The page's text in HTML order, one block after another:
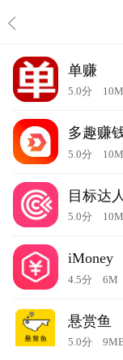
单赚
5.0分
多趣赚
5.0分
目标达人
5.0分
iMoney
4.5分 6M
悬赏鱼
5.0分